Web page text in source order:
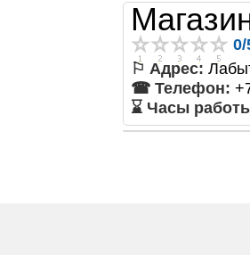
0/
⚐ Адрес:
☎ Телефон:
⌛ Часы